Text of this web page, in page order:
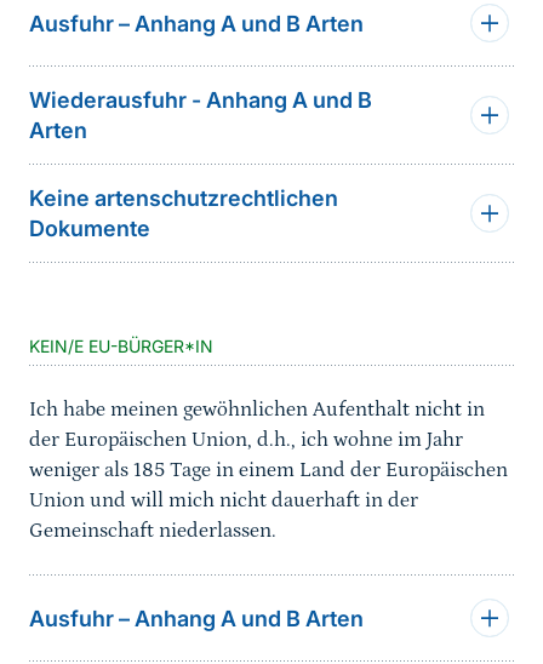
Ausfuhr – Anhang A und B Arten
Wiederausfuhr - Anhang A und B
Arten
Keine artenschutzrechtlichen
Dokumente
KEIN/E EU-BÜRGER*IN
Ich habe meinen gewöhnlichen Aufenthalt nicht in
der Europäischen Union, d.h., ich wohne im Jahr
weniger als 185 Tage in einem Land der Europäischen
Union und will mich nicht dauerhaft in der
Gemeinschaft niederlassen.
Ausfuhr – Anhang A und B Arten